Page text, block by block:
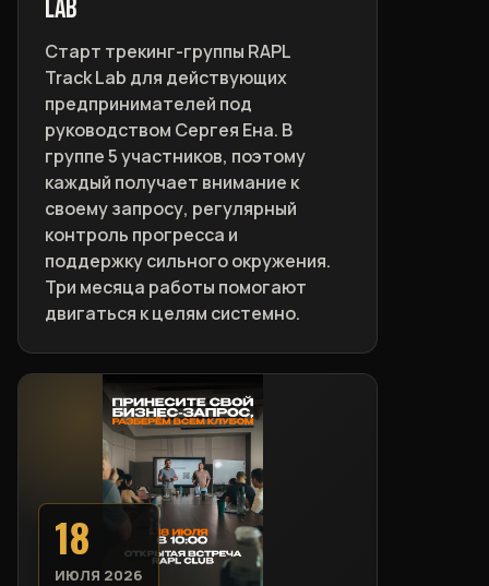
LAB
Старт трекинг-группы RAPL
Track Lab для действующих
предпринимателей под
руководством Сергея Ена. В
группе 5 участников, поэтому
каждый получает внимание к
своему запросу, регулярный
контроль прогресса и
поддержку сильного окружения.
Три месяца работы помогают
двигаться к целям системно.
18
ИЮЛЯ 2026